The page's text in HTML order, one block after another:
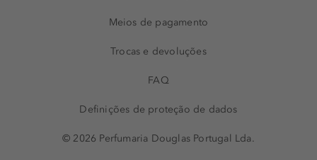
Meios de pagamento
Trocas e devoluções
FAQ
Definições de proteção de dados
© 2026 Perfumaria Douglas Portugal Lda.